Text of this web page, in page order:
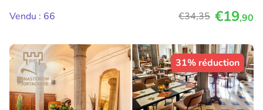
Vendu : 66
€34,35 €19,90
31% réduction